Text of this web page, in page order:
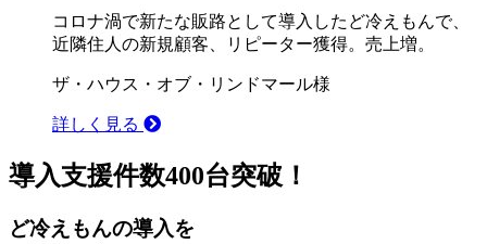
コロナ渦で新たな販路として導入したど冷えもんで、
近隣住人の新規顧客、リピーター獲得。売上増。
ザ・ハウス・オブ・リンドマール様
詳しく見る
導入支援件数400台突破！
ど冷えもんの導入を